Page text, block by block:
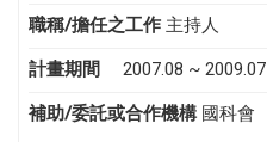
職稱/擔任之工作 主持人
計畫期間 2007.08 ~ 2009.07
補助/委託或合作機構 國科會